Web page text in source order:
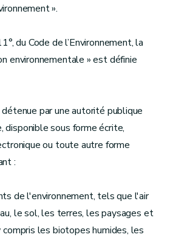
».
du Code de l’Environnement, la
environnementale » est définie
par une autorité publique
disponible sous forme écrite,
ou toute autre forme
:
de l'environnement, tels que l'air
le sol, les terres, les paysages et
les biotopes humides, les